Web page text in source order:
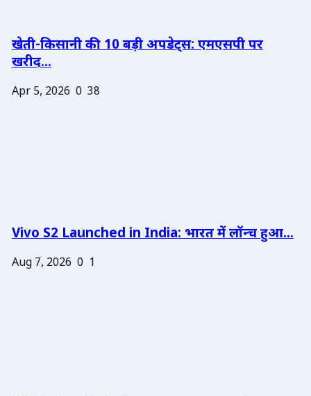
खेती-किसानी की 10 बड़ी अपडेट्स: एमएसपी पर
खरीद...
Apr 5, 2026 0 38
Vivo S2 Launched in India: भारत में लॉन्च हुआ...
Aug 7, 2026 0 1